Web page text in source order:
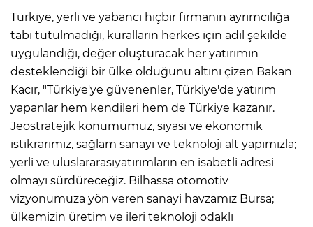
Türkiye, yerli ve yabancı hiçbir firmanın ayrımcılığa
tabi tutulmadığı, kuralların herkes için adil şekilde
uygulandığı, değer oluşturacak her yatırımın
desteklendiği bir ülke olduğunu altını çizen Bakan
Kacır, "Türkiye'ye güvenenler, Türkiye'de yatırım
yapanlar hem kendileri hem de Türkiye kazanır.
Jeostratejik konumumuz, siyasi ve ekonomik
istikrarımız, sağlam sanayi ve teknoloji alt yapımızla;
yerli ve uluslararasıyatırımların en isabetli adresi
olmayı sürdüreceğiz. Bilhassa otomotiv
vizyonumuza yön veren sanayi havzamız Bursa;
ülkemizin üretim ve ileri teknoloji odaklı